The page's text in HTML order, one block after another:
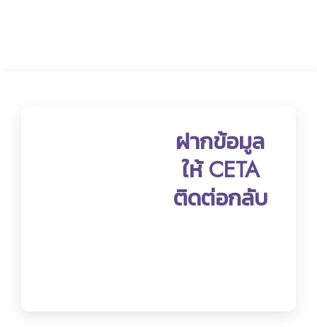
ฝากข้อมูล
ให้ CETA
ติดต่อกลับ